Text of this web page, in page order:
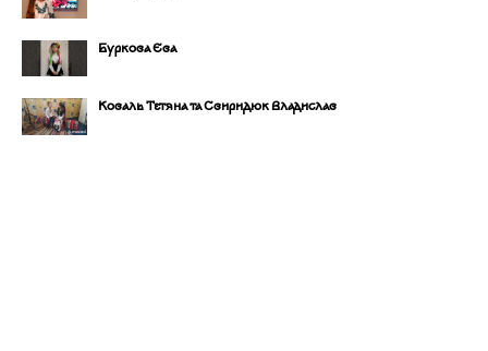
Буркова Єва
Коваль Тетяна та Свиридюк Владислав